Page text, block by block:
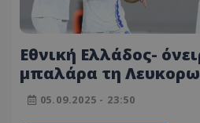
Εθνική Ελλάδος-
μπαλάρα τη
ξεκίνησε με το… δεξί
Αμερική!
05.09.2025 - 23:50